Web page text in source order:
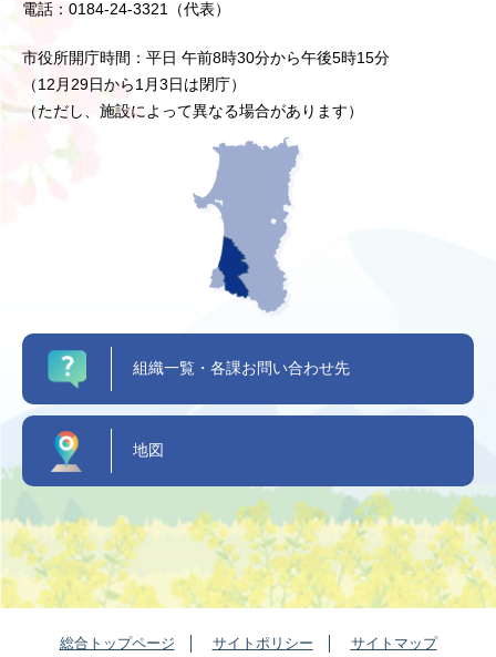
電話：0184-24-3321（代表）
市役所開庁時間：平日 午前8時30分から午後5時15分
（12月29日から1月3日は閉庁）
（ただし、施設によって異なる場合があります）
組織一覧・各課お問い合わせ先
地図
総合トップページ サイトポリシー サイトマップ